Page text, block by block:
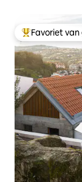
Topfavoriet
Favoriet